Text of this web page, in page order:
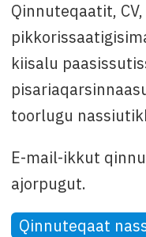
Qinnuteqaatit,
kiisalu
toorlugu
E-mail-ikkut
ajorpugut.
Qinnuteqaat